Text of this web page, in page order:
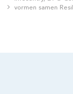
vormen samen